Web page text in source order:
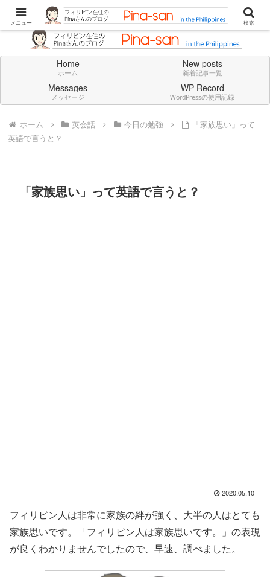
Don't think deeply. Feel always in English.
Home
ホーム
New posts
新着記事一覧
Messages
メッセージ
WP-Record
WordPressの使用記録
ホーム 英会話 今日の勉強
「家族思い」って
英語で言うと？
「家族思い」って英語で言うと？
2020.05.10
フィリピン人は非常に家族の絆が強く、大半の人はとても
家族思いです。「フィリピン人は家族思いです。」の表現
が良くわかりませんでしたので、早速、調べました。
メニュー 検索